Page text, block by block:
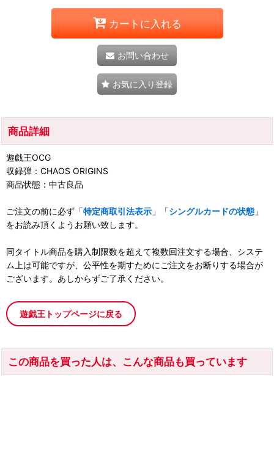
カートに入れる
お問い合わせ
お気に入り登録
商品詳細
遊戯王OCG
収録弾：CHAOS ORIGINS
商品状態：中古良品
ご注文の前に必ず「特定商取引法表示 」「シングルカードの状態 」
をお読み頂くようお願い致します。
同タイトル商品を購入制限数を超えて複数回注文する場合、システ
ム上は可能ですが、公平性を期すためにご注文をお断りする場合が
ございます。あしからずご了承ください。
遊戯王トップページに戻る
この商品を買った人は、こんな商品も買っています